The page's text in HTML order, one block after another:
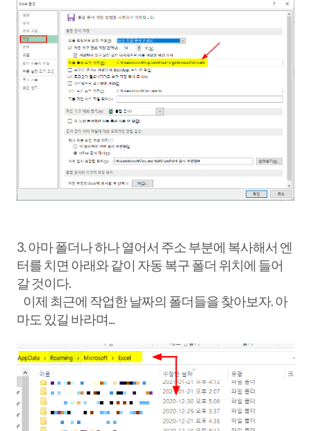
3. 아마 폴더나 하나 열어서 주소 부분에 복사해서 엔
터를 치면 아래와 같이 자동 복구 폴더 위치에 들어
갈 것이다.
이제 최근에 작업한 날짜의 폴더들을 찾아보자. 아
마도 있길 바라며...